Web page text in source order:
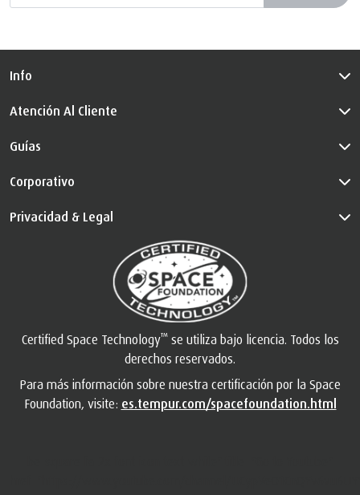
Info
Atención Al Cliente
Guías
Corporativo
Privacidad & Legal
Certified Space Technology™se utiliza bajo licencia. Todos los
derechos reservados.
Para más información sobre nuestra certificación por la Space
Foundation, visite: es.tempur.com/spacefoundation.html